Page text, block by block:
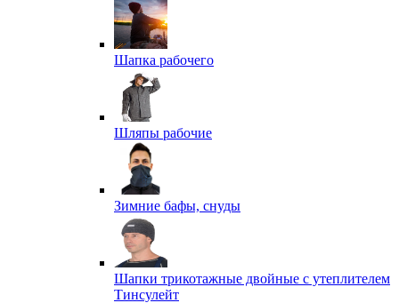
Шапка рабочего
Шляпы рабочие
Зимние бафы, снуды
Шапки трикотажные двойные с утеплителем
Тинсулейт